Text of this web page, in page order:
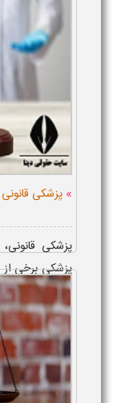
» پزشکی
پزشکی
پزشکی برخی از
نسبی و غیره